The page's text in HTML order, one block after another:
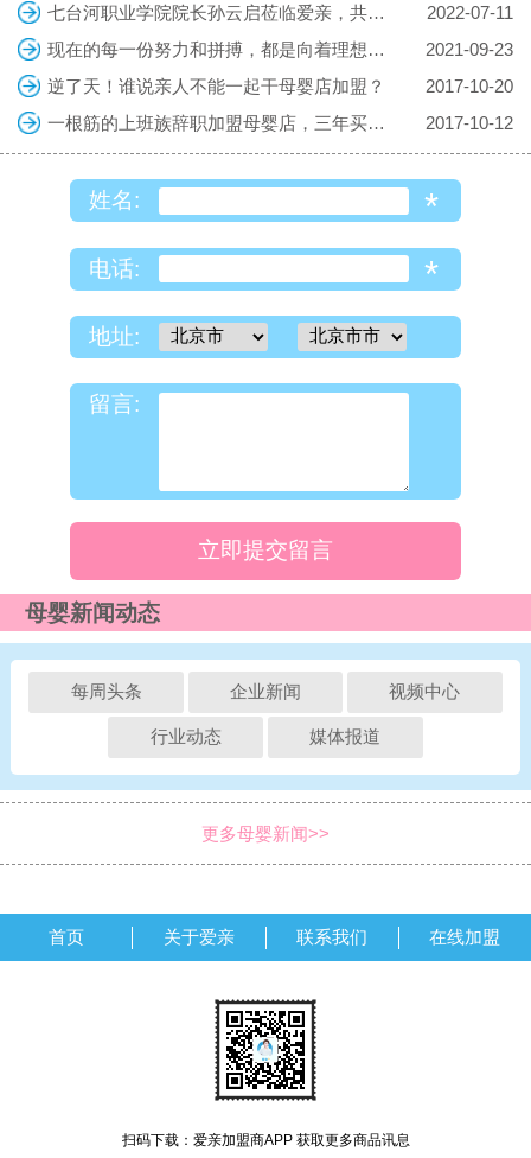
七台河职业学院院长孙云启莅临爱亲，共探校企合作共育复合型人才
2022-07-11
现在的每一份努力和拼搏，都是向着理想的生活迈进，勇敢向前吧！
2021-09-23
逆了天！谁说亲人不能一起干母婴店加盟？
2017-10-20
一根筋的上班族辞职加盟母婴店，三年买车房
2017-10-12
姓名: *
电话: *
地址:
留言:
立即提交留言
母婴新闻动态
每周头条 企业新闻 视频中心
行业动态 媒体报道
更多母婴新闻>>
首页 关于爱亲 联系我们 在线加盟
扫码下载：爱亲加盟商APP 获取更多商品讯息